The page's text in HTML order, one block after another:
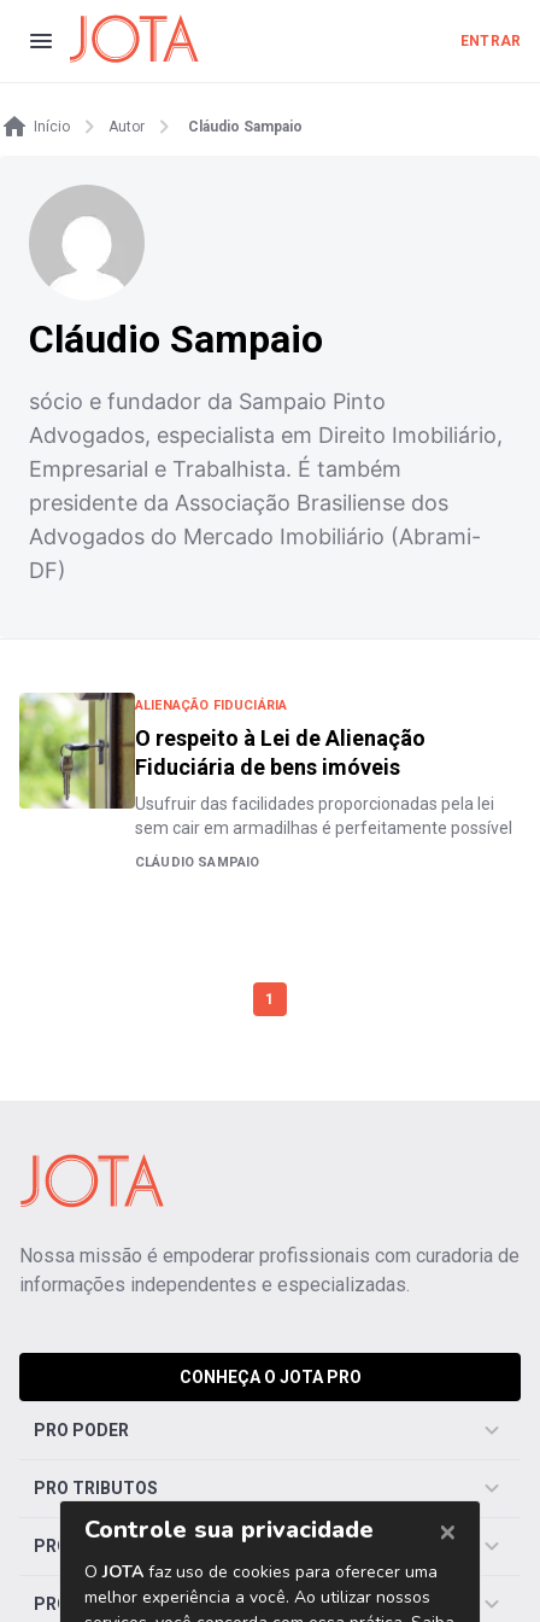
ENTRAR
Início Autor Cláudio Sampaio
Cláudio Sampaio
sócio e fundador da Sampaio Pinto
Advogados, especialista em Direito Imobiliário,
Empresarial e Trabalhista. É também
presidente da Associação Brasiliense dos
Advogados do Mercado Imobiliário (Abrami-
DF)
ALIENAÇÃO FIDUCIÁRIA
O respeito à Lei de Alienação
Fiduciária de bens imóveis
Usufruir das facilidades proporcionadas pela lei
sem cair em armadilhas é perfeitamente possível
CLÁUDIO SAMPAIO
1
Nossa missão é empoderar profissionais com curadoria de
informações independentes e especializadas.
CONHEÇA O JOTA PRO
PRO PODER
PRO TRIBUTOS
PRO TRABALHISTA
PRO SAÚDE